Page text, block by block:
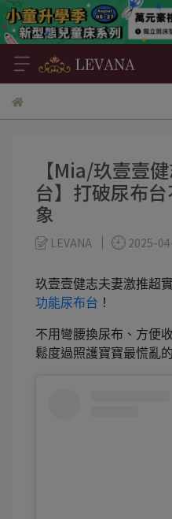
【Mia/玖壹壹
台】打破尿布
象
LEVANA 2025-
玖壹壹健志夫妻激推超
功能尿布台 ！
不用彎腰換尿布、方便
鬆度過照護寶寶最慌亂